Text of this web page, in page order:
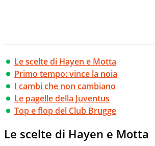
Le scelte di Hayen e Motta
Primo tempo: vince la noia
I cambi che non cambiano
Le pagelle della Juventus
Top e flop del Club Brugge
Le scelte di Hayen e Motta